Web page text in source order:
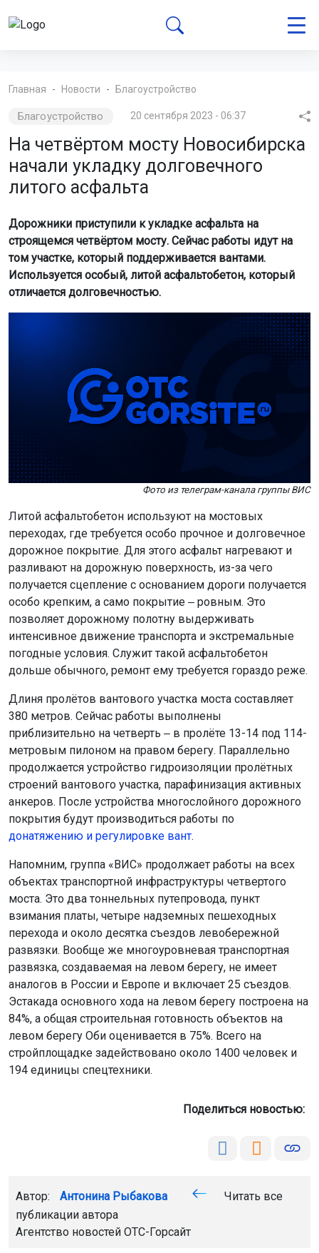
Главная Новости Благоустройство
Благоустройство 20 сентября 2023 - 06:37
На четвёртом мосту Новосибирска
начали укладку долговечного
литого асфальта
Дорожники приступили к укладке асфальта на
строящемся четвёртом мосту. Сейчас работы идут на
том участке, который поддерживается вантами.
Используется особый, литой асфальтобетон, который
отличается долговечностью.
Фото из телеграм-канала группы ВИС
Литой асфальтобетон используют на мостовых
переходах, где требуется особо прочное и долговечное
дорожное покрытие. Для этого асфальт нагревают и
разливают на дорожную поверхность, из-за чего
получается сцепление с основанием дороги получается
особо крепким, а само покрытие ‒ ровным. Это
позволяет дорожному полотну выдерживать
интенсивное движение транспорта и экстремальные
погодные условия. Служит такой асфальтобетон
дольше обычного, ремонт ему требуется гораздо реже.
Длиня пролётов вантового участка моста составляет
380 метров. Сейчас работы выполнены
приблизительно на четверть ‒ в пролёте 13-14 под 114-
метровым пилоном на правом берегу. Параллельно
продолжается устройство гидроизоляции пролётных
строений вантового участка, парафинизация активных
анкеров. После устройства многослойного дорожного
покрытия будут производиться работы по
донатяжению и регулировке вант.
Напомним, группа «ВИС» продолжает работы на всех
объектах транспортной инфраструктуры четвертого
моста. Это два тоннельных путепровода, пункт
взимания платы, четыре надземных пешеходных
перехода и около десятка съездов левобережной
развязки. Вообще же многоуровневая транспортная
развязка, создаваемая на левом берегу, не имеет
аналогов в России и Европе и включает 25 съездов.
Эстакада основного хода на левом берегу построена на
84%, а общая строительная готовность объектов на
левом берегу Оби оценивается в 75%. Всего на
стройплощадке задействовано около 1400 человек и
194 единицы спецтехники.
Поделиться новостью:
Автор: Антонина Рыбакова
Читать все
публикации автора
Агентство новостей ОТС-Горсайт